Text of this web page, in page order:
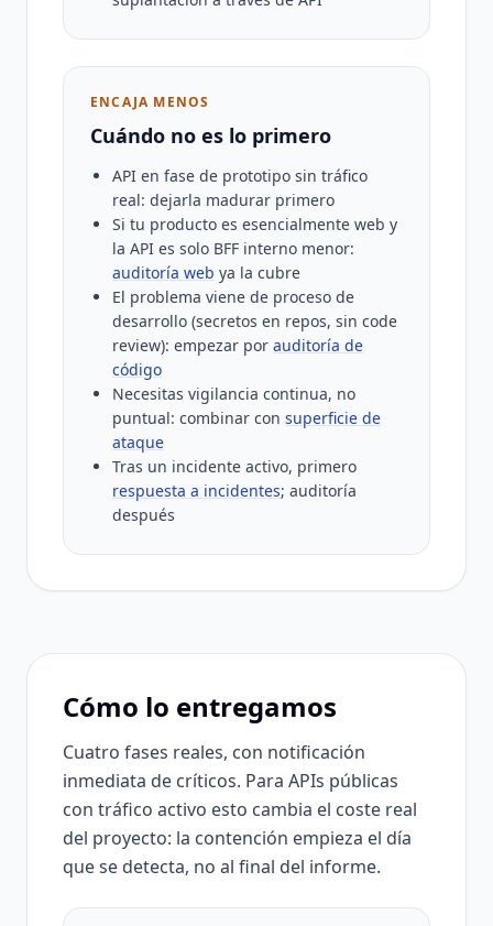
ENCAJA MENOS
Cuándo no es lo primero
API en fase de prototipo sin tráfico
real: dejarla madurar primero
Si tu producto es esencialmente web y
la API es solo BFF interno menor:
auditoría web ya la cubre
El problema viene de proceso de
desarrollo (secretos en repos, sin code
review): empezar por auditoría de
código
Necesitas vigilancia continua, no
puntual: combinar con superficie de
ataque
Tras un incidente activo, primero
respuesta a incidentes; auditoría
después
Cómo lo entregamos
Cuatro fases reales, con notificación
inmediata de críticos. Para APIs públicas
con tráfico activo esto cambia el coste real
del proyecto: la contención empieza el día
que se detecta, no al final del informe.